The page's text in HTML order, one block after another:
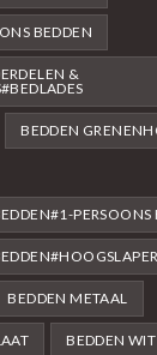
BEDDEN
&
BEDDEN
PERSOONS
BEDDEN METAAL
BEDDEN WIT